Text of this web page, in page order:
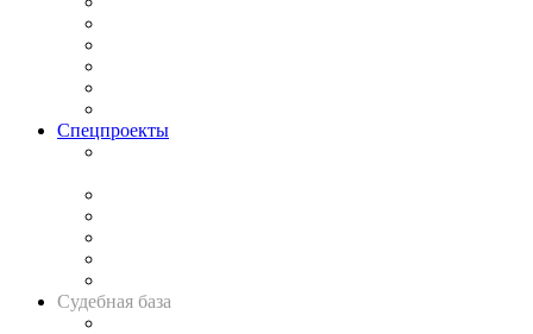
Спецпроекты
Судебная база